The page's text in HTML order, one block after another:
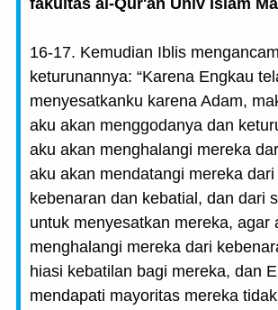
fakultas al-Qur'an Univ Islam
16-17. Kemudian Iblis
keturunannya: “Karena Engkau
menyesatkanku karena Adam,
aku akan menggodanya dan
aku akan menghalangi mereka
aku akan mendatangi mereka
kebenaran dan kebatial, dan dari
untuk menyesatkan mereka, agar
menghalangi mereka dari
hiasi kebatilan bagi mereka, dan
mendapati mayoritas mereka